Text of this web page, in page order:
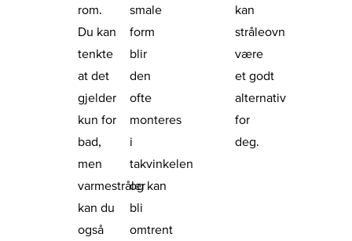
rom.
Du kan
tenkte
at det
gjelder
kun for
bad,
men
varmestråler
kan du
også
smale
form
blir
den
ofte
monteres
i
takvinkelen
og kan
bli
omtrent
kan
stråleovn
være
et godt
alternativ
for
deg.